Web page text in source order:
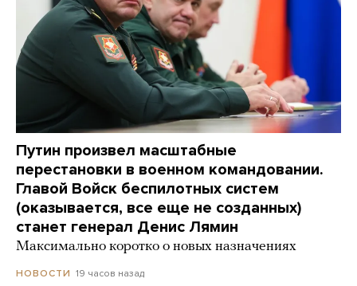
Путин произвел масштабные
перестановки в военном командовании.
Главой Войск беспилотных систем
(оказывается, все еще не созданных)
станет генерал Денис Лямин
Максимально коротко о новых назначениях
НОВОСТИ 19 часов назад